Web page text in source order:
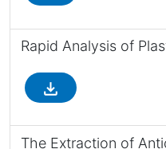
Rapid Analysis of
file_download
The Extraction of